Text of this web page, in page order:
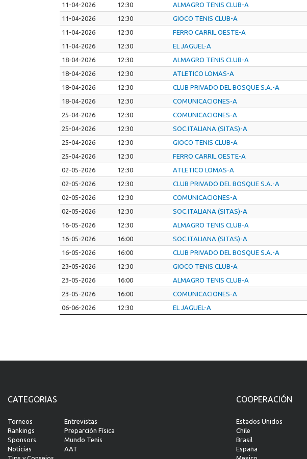
11-04-2026
12:30 ALMAGRO TENIS CLUB-A
11-04-2026
12:30 GIOCO TENIS CLUB-A
11-04-2026
12:30 FERRO CARRIL OESTE-A
11-04-2026
12:30 EL JAGUEL-A
18-04-2026
12:30 ALMAGRO TENIS CLUB-A
18-04-2026
12:30 ATLETICO LOMAS-A
18-04-2026
12:30 CLUB PRIVADO DEL BOSQUE S.A.-A
18-04-2026
12:30 COMUNICACIONES-A
25-04-2026
12:30 COMUNICACIONES-A
25-04-2026
12:30 SOC.ITALIANA (SITAS)-A
25-04-2026
12:30 GIOCO TENIS CLUB-A
25-04-2026
12:30 FERRO CARRIL OESTE-A
02-05-2026
12:30 ATLETICO LOMAS-A
02-05-2026
12:30 CLUB PRIVADO DEL BOSQUE S.A.-A
02-05-2026
12:30 COMUNICACIONES-A
02-05-2026
12:30 SOC.ITALIANA (SITAS)-A
16-05-2026
12:30 ALMAGRO TENIS CLUB-A
16-05-2026
16:00 SOC.ITALIANA (SITAS)-A
16-05-2026
16:00 CLUB PRIVADO DEL BOSQUE S.A.-A
23-05-2026
12:30 GIOCO TENIS CLUB-A
23-05-2026
16:00 ALMAGRO TENIS CLUB-A
23-05-2026
16:00 COMUNICACIONES-A
06-06-2026
12:30 EL JAGUEL-A
CATEGORIAS
Torneos
Rankings
Sponsors
Noticias
Entrevistas
Preparción Física
Mundo Tenis
AAT
COOPERACIÓN
Estados Unidos
Chile
Brasil
España